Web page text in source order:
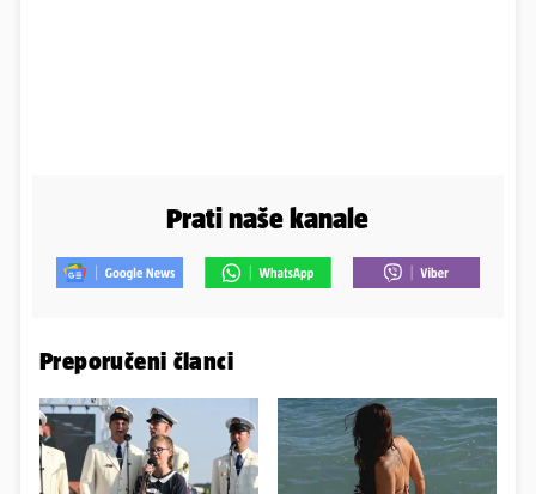
Prati naše kanale
Preporučeni članci